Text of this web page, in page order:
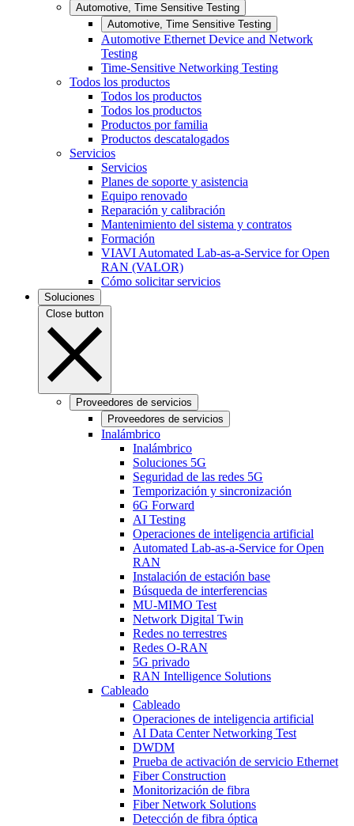
Automotive, Time Sensitive Testing
Automotive, Time Sensitive Testing
Automotive Ethernet Device and Network
Testing
Time-Sensitive Networking Testing
Todos los productos
Todos los productos
Todos los productos
Productos por familia
Productos descatalogados
Servicios
Servicios
Planes de soporte y asistencia
Equipo renovado
Reparación y calibración
Mantenimiento del sistema y contratos
Formación
VIAVI Automated Lab-as-a-Service for Open
RAN (VALOR)
Cómo solicitar servicios
Soluciones
Close button
Proveedores de servicios
Proveedores de servicios
Inalámbrico
Inalámbrico
Soluciones 5G
Seguridad de las redes 5G
Temporización y sincronización
6G Forward
AI Testing
Operaciones de inteligencia artificial
Automated Lab-as-a-Service for Open
RAN
Instalación de estación base
Búsqueda de interferencias
MU-MIMO Test
Network Digital Twin
Redes no terrestres
Redes O-RAN
5G privado
RAN Intelligence Solutions
Cableado
Cableado
Operaciones de inteligencia artificial
AI Data Center Networking Test
DWDM
Prueba de activación de servicio Ethernet
Fiber Construction
Monitorización de fibra
Fiber Network Solutions
Detección de fibra óptica